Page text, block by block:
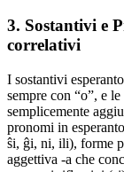
3. Sostantivi e
correlativi
I sostantivi
sempre con “o”, e
semplicemente
pronomi in
ŝi, ĝi, ni, ili), forme
aggettiva -a che